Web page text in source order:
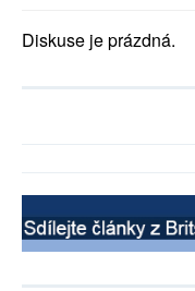
Diskuse je prázdná.